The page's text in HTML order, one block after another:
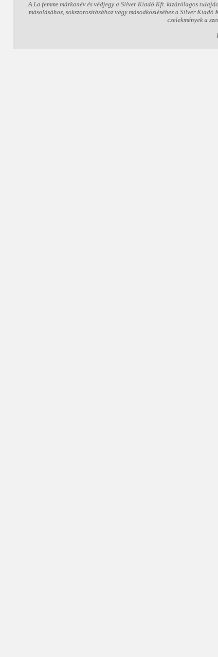
A La femme márkanév és védjegy a Silver Kiadó Kft. kizárólagos
másolásához, sokszorosításához vagy másodközléséhez a Silver
cselekmények a